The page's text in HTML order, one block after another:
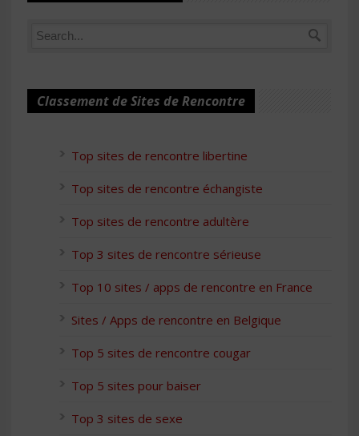
Classement de Sites de Rencontre
Top sites de rencontre libertine
Top sites de rencontre échangiste
Top sites de rencontre adultère
Top 3 sites de rencontre sérieuse
Top 10 sites / apps de rencontre en France
Sites / Apps de rencontre en Belgique
Top 5 sites de rencontre cougar
Top 5 sites pour baiser
Top 3 sites de sexe